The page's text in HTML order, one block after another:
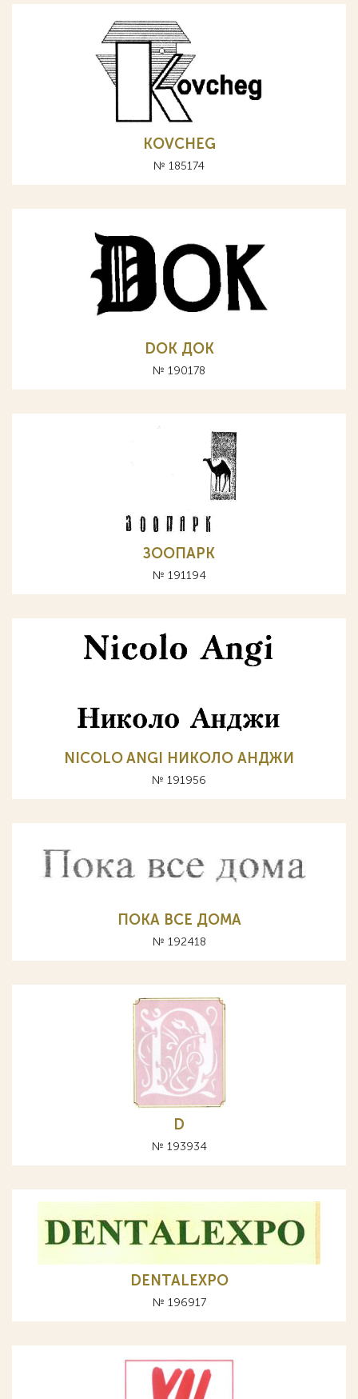
KOVCHEG
№ 185174
DOK ДОК
№ 190178
ЗООПАРК
№ 191194
NICOLO ANGI НИКОЛО АНДЖИ
№ 191956
ПОКА ВСЕ ДОМА
№ 192418
D
№ 193934
DENTALEXPO
№ 196917